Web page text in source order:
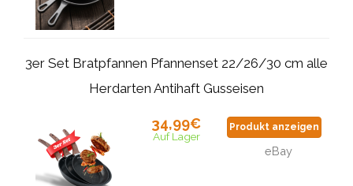
3er Set Bratpfannen Pfannenset 22/26/30 cm alle
Herdarten Antihaft Gusseisen
34,99€
Auf Lager
Produkt anzeigen
eBay